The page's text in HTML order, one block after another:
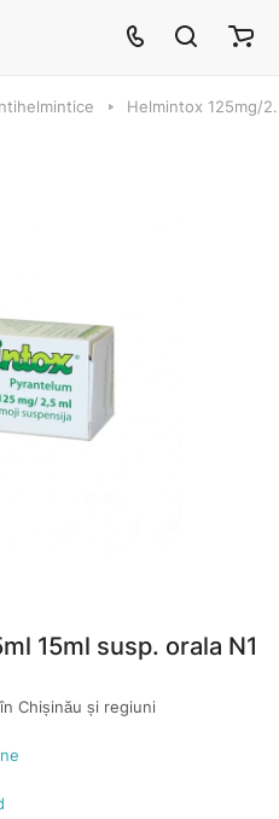
Helmintox 125mg/
15ml susp. orala N1
Chișinău și regiuni